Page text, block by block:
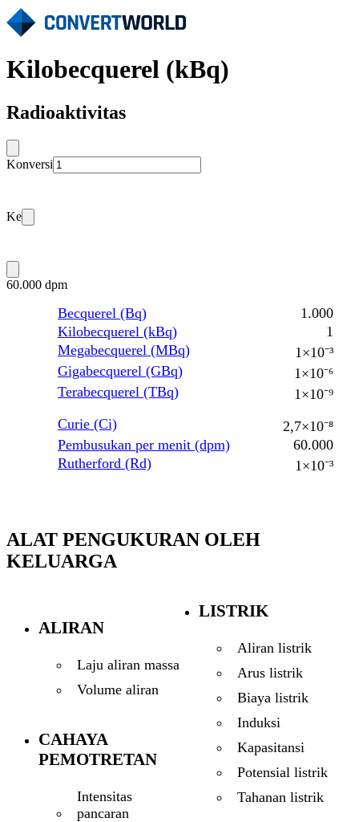
Kilobecquerel (kBq)
Radioaktivitas
Konversi
Ke
60.000 dpm
Becquerel (Bq)
1.000
Kilobecquerel (kBq)
1
Megabecquerel (MBq)
1×10⁻³
Gigabecquerel (GBq)
1×10⁻⁶
Terabecquerel (TBq)
1×10⁻⁹
Curie (Ci)
2,7×10⁻⁸
Pembusukan per menit (dpm)
60.000
Rutherford (Rd)
1×10⁻³
ALAT PENGUKURAN OLEH
KELUARGA
ALIRAN
Laju aliran massa
Volume aliran
CAHAYA
PEMOTRETAN
Intensitas
pancaran
LISTRIK
Aliran listrik
Arus listrik
Biaya listrik
Induksi
Kapasitansi
Potensial listrik
Tahanan listrik